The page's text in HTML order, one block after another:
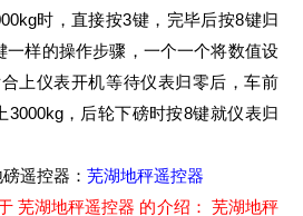
时，直接按3键，完毕后按8键归
一样的操作步骤，一个一个将数值设
上仪表开机等待仪表归零后，车前
3000kg，后轮下磅时按8键就仪表归
遥控器： 芜湖地秤遥控器
芜湖地秤遥控器 的介绍： 芜湖地秤